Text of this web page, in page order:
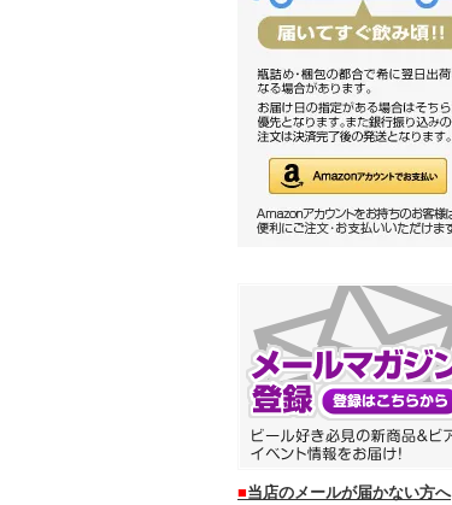
■当店のメールが届かない方へ